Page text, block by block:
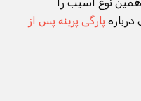
پارگی پرینه پس از